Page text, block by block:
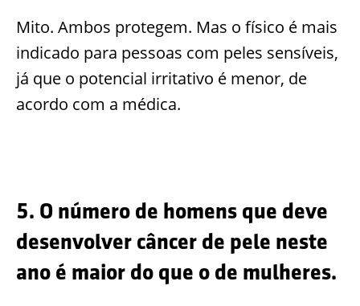
Mito. Ambos protegem. Mas o físico é mais
indicado para pessoas com peles sensíveis,
já que o potencial irritativo é menor, de
acordo com a médica.
5. O número de homens que deve
desenvolver câncer de pele neste
ano é maior do que o de mulheres.